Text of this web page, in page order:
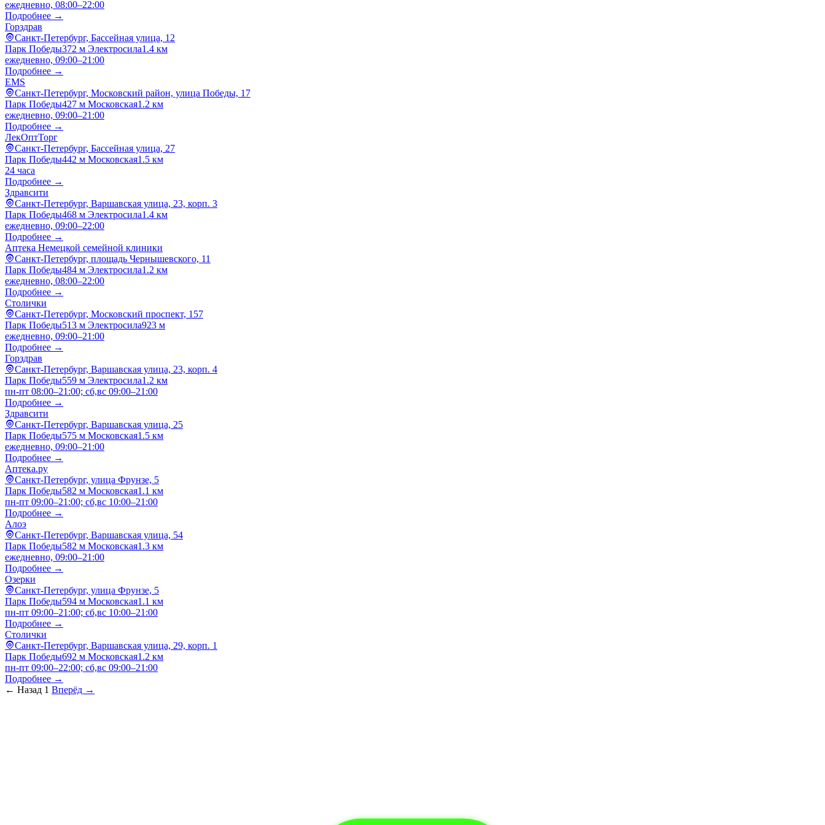
ежедневно, 08:00–22:00
Подробнее →
Горздрав
Санкт-Петербург, Бассейная улица, 12
Парк Победы372 м Электросила1.4 км
ежедневно, 09:00–21:00
Подробнее →
EMS
Санкт-Петербург, Московский район, улица Победы, 17
Парк Победы427 м Московская1.2 км
ежедневно, 09:00–21:00
Подробнее →
ЛекОптТорг
Санкт-Петербург, Бассейная улица, 27
Парк Победы442 м Московская1.5 км
24 часа
Подробнее →
Здравсити
Санкт-Петербург, Варшавская улица, 23, корп. 3
Парк Победы468 м Электросила1.4 км
ежедневно, 09:00–22:00
Подробнее →
Аптека Немецкой семейной клиники
Санкт-Петербург, площадь Чернышевского, 11
Парк Победы484 м Электросила1.2 км
ежедневно, 08:00–22:00
Подробнее →
Столички
Санкт-Петербург, Московский проспект, 157
Парк Победы513 м Электросила923 м
ежедневно, 09:00–21:00
Подробнее →
Горздрав
Санкт-Петербург, Варшавская улица, 23, корп. 4
Парк Победы559 м Электросила1.2 км
пн-пт 08:00–21:00; сб,вс 09:00–21:00
Подробнее →
Здравсити
Санкт-Петербург, Варшавская улица, 25
Парк Победы575 м Московская1.5 км
ежедневно, 09:00–21:00
Подробнее →
Аптека.ру
Санкт-Петербург, улица Фрунзе, 5
Парк Победы582 м Московская1.1 км
пн-пт 09:00–21:00; сб,вс 10:00–21:00
Подробнее →
Алоэ
Санкт-Петербург, Варшавская улица, 54
Парк Победы582 м Московская1.3 км
ежедневно, 09:00–21:00
Подробнее →
Озерки
Санкт-Петербург, улица Фрунзе, 5
Парк Победы594 м Московская1.1 км
пн-пт 09:00–21:00; сб,вс 10:00–21:00
Подробнее →
Столички
Санкт-Петербург, Варшавская улица, 29, корп. 1
Парк Победы692 м Московская1.2 км
пн-пт 09:00–22:00; сб,вс 09:00–21:00
Подробнее →
← Назад 1 Вперёд →